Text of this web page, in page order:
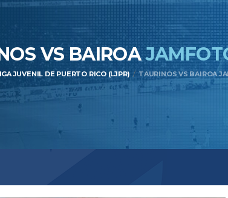
VS BAIROA
JUVENIL DE PUERTO RICO (LJPR) TAURINOS VS BAIROA